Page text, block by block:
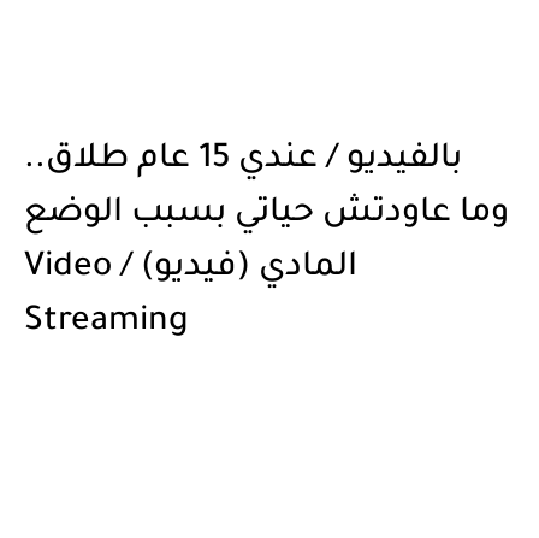
بالفيديو / عندي 15 عام طلاق..
وما عاودتش حياتي بسبب الوضع
المادي (فيديو) / Video
Streaming